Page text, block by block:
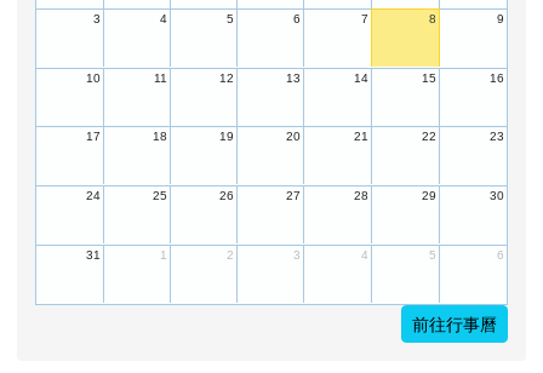
3 4 5 6 7 8 9
10 11 12 13 14 15 16
17 18 19 20 21 22 23
24 25 26 27 28 29 30
31 1 2 3 4 5 6
前往行事曆